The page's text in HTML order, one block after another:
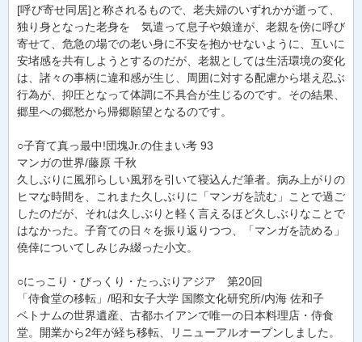
[呼び寄せ同居]と称されるもので、老夫婦のいずれかが逝って、
独り身となった老身を 気遣って息子や娘達が、老親を傍に呼び
寄せて、危急の場での老い身に不安を抱かせないように、互いに
安堵感を共有しようとするのだが、老親としては生活環境の変化
は、諸々の事柄に違和感が生じ、周囲に対する配慮から堪え忍ぶ
行為が、抑圧となって体調に不具合が生じるのです。その結果、
郷里への郷愁から帰郷願望となるのです。
○子育て真っ最中!団塊Jr.の住まい考 93
マンガの世界/藤原 千秋
久しぶりに風邪らしい風邪を引いて寝込んだ筆者。病み上がりの
ヒマな時間を、これまた久しぶりに「マンガを読む」ことで過ご
したのだが、それは久しぶりと軽く言えるほど久しぶりなことで
はなかった。子育ての日々を振り返りつつ、「マンガを読める」
僥倖についてしみじみ綴った小文。
○にっこり・びっくり・たっぷりアジア 第20回
「侍食堂の移転」/昭和女子大学 国際文化研究所/内海 佐和子
ベトナムの世界遺産、古都ホイアンで唯一の日本料理店・侍食
堂。開業から2年が経ち移転、リニューアルオープンしました。